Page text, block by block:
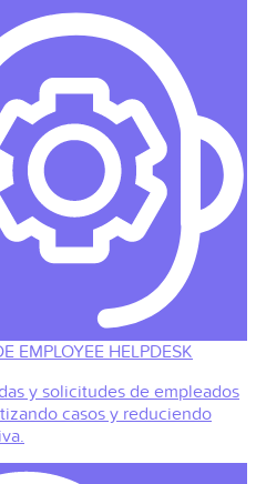
EMPLOYEE HELPDESK
y solicitudes de empleados
casos y reduciendo